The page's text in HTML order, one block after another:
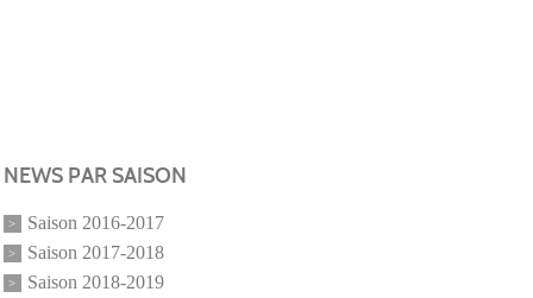
NEWS PAR SAISON
Saison 2016-2017
Saison 2017-2018
Saison 2018-2019